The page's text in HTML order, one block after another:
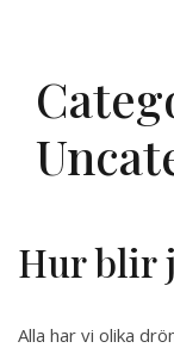
Hur blir
Alla har vi olika